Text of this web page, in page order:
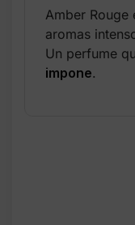
Amber Rouge
aromas
Un perfume
impone.